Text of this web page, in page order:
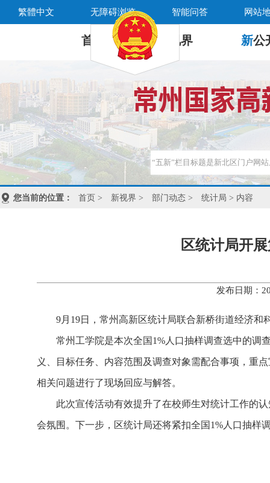
繁體中文 无障碍浏览 智能问答 网站
首 页 新 视界 新公
您当前的位置： 首页 > 新视界 > 部门动态 > 统计局 > 内容
区统计局开
发布日期：
9月19日，常州高新区统计局联合新桥街道经济
常州工学院是本次全国1%人口抽样调查选中的调
义、目标任务、内容范围及调查对象需配合事项，重
相关问题进行了现场回应与解答。
此次宣传活动有效提升了在校师生对统计工作的
会氛围。下一步，区统计局还将紧扣全国1%人口抽样